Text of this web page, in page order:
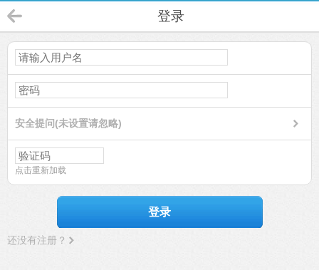
登录
安全提问(未设置请忽略)
点击重新加载
登录
还没有注册？